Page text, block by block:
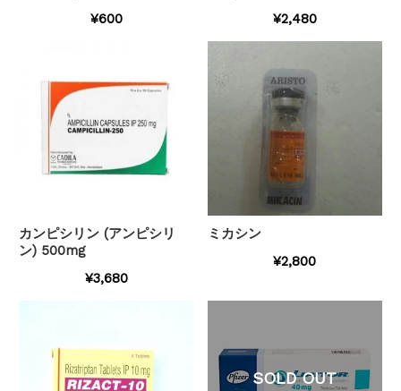
¥600
¥2,480
カンピシリン (アンピシリ
ン) 500mg
¥3,680
ミカシン
¥2,800
SOLD OUT